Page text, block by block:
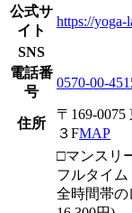
公式サ
イト
https://yoga-
SNS
電話番
号
0570-00-
住所
〒169-
３FMAP
□マンスリ
フルタイム
全時間帯の